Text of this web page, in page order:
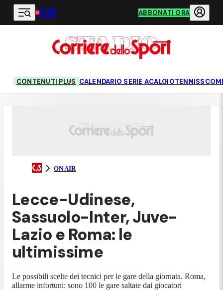
Vai al contenuto principale
LIVE ABBONATI ORA
CONTENUTI PLUS CALENDARIO SERIE ACALCIOTENNIS
ON AIR
Lecce-Udinese,
Sassuolo-Inter, Juve-
Lazio e Roma: le
ultimissime
Le possibili scelte dei tecnici per le gare della giornata. Roma,
allarme infortuni: sono 100 le gare saltate dai giocatori